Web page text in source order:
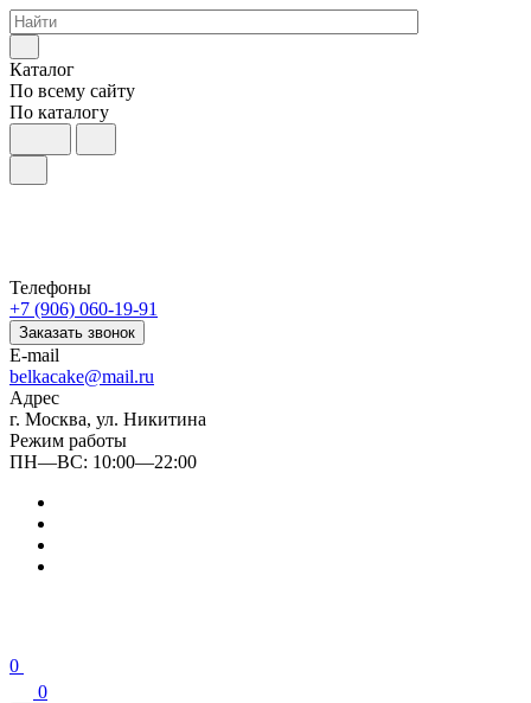
Каталог
По всему сайту
По каталогу
Телефоны
+7 (906) 060-19-91
Заказать звонок
E-mail
belkacake@mail.ru
Адрес
г. Москва, ул. Никитина
Режим работы
ПН—ВС: 10:00—22:00
0
0